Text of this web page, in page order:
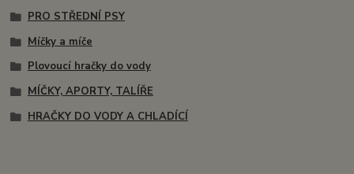
PRO STŘEDNÍ PSY
Míčky a míče
Plovoucí hračky do vody
MÍČKY, APORTY, TALÍŘE
HRAČKY DO VODY A CHLADÍCÍ